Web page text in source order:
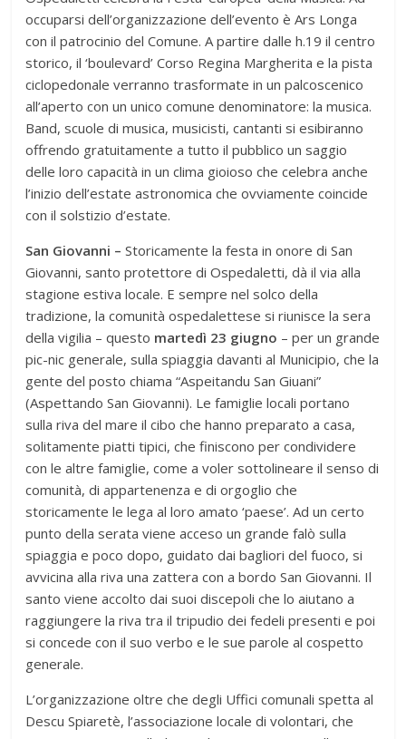
occuparsi dell’organizzazione dell’evento è Ars Longa
con il patrocinio del Comune. A partire dalle h.19 il centro
storico, il ‘boulevard’ Corso Regina Margherita e la pista
ciclopedonale verranno trasformate in un palcoscenico
all’aperto con un unico comune denominatore: la musica.
Band, scuole di musica, musicisti, cantanti si esibiranno
offrendo gratuitamente a tutto il pubblico un saggio
delle loro capacità in un clima gioioso che celebra anche
l’inizio dell’estate astronomica che ovviamente coincide
con il solstizio d’estate.
San Giovanni –Storicamente la festa in onore di San
Giovanni, santo protettore di Ospedaletti, dà il via alla
stagione estiva locale. E sempre nel solco della
tradizione, la comunità ospedalettese si riunisce la sera
della vigilia – questo martedì 23 giugno – per un grande
pic-nic generale, sulla spiaggia davanti al Municipio, che la
gente del posto chiama “Aspeitandu San Giuani”
(Aspettando San Giovanni). Le famiglie locali portano
sulla riva del mare il cibo che hanno preparato a casa,
solitamente piatti tipici, che finiscono per condividere
con le altre famiglie, come a voler sottolineare il senso di
comunità, di appartenenza e di orgoglio che
storicamente le lega al loro amato ‘paese’. Ad un certo
punto della serata viene acceso un grande falò sulla
spiaggia e poco dopo, guidato dai bagliori del fuoco, si
avvicina alla riva una zattera con a bordo San Giovanni. Il
santo viene accolto dai suoi discepoli che lo aiutano a
raggiungere la riva tra il tripudio dei fedeli presenti e poi
si concede con il suo verbo e le sue parole al cospetto
generale.
L’organizzazione oltre che degli Uffici comunali spetta al
Descu Spiaretè, l’associazione locale di volontari, che